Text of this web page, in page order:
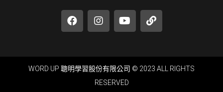
WORD UP 聰明學習股份有限公司 © 2023 ALL RIGHTS
RESERVED​